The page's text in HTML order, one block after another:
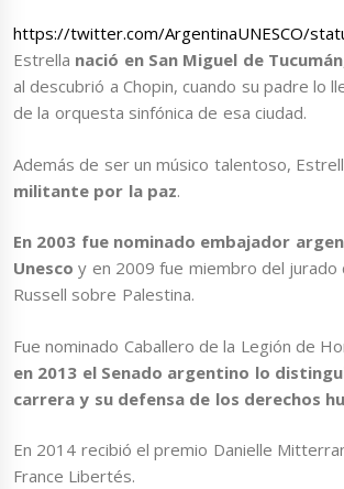
https://twitter.com/ArgentinaUNESCO/
Estrella nació en San Miguel de Tucumán
al descubrió a Chopin, cuando su padre lo
de la orquesta sinfónica de esa ciudad.
Además de ser un músico talentoso,
militante por la paz.
En 2003 fue nominado embajador
Unesco y en 2009 fue miembro del jurado
Russell sobre Palestina.
Fue nominado Caballero de la Legión de
en 2013 el Senado argentino lo
carrera y su defensa de los derechos
En 2014 recibió el premio Danielle
France Libertés.